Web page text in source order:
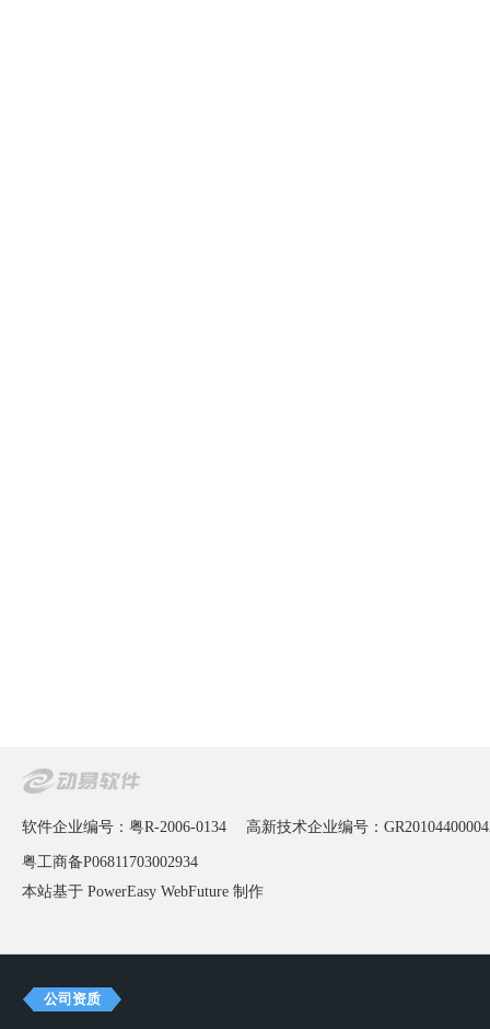
软件企业编号：粤R-2006-0134 高新技术企业编号：
粤工商备P06811703002934
本站基于 PowerEasy WebFuture 制作
公司资质